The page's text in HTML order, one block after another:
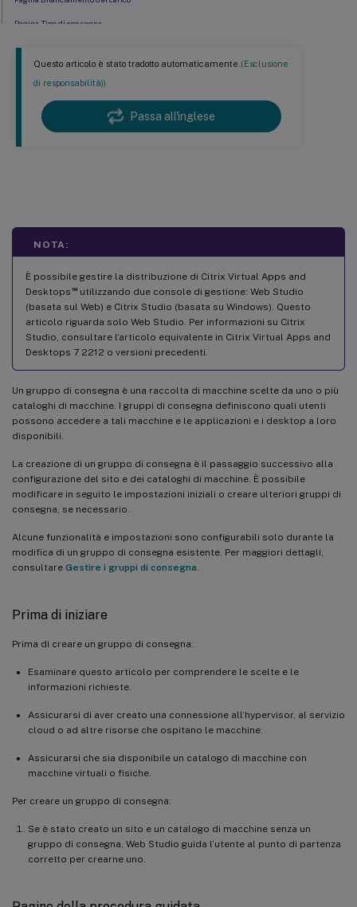
Questo articolo è stato tradotto automaticamente.(Esclusione
di responsabilità))
Passa all'inglese
NOTA:
È possibile gestire la distribuzione di Citrix Virtual Apps and
Desktops ™utilizzando due console di gestione: Web Studio
(basata sul Web) e Citrix Studio (basata su Windows). Questo
articolo riguarda solo Web Studio. Per informazioni su Citrix
Studio, consultare l’articolo equivalente in Citrix Virtual Apps and
Desktops 7 2212 o versioni precedenti.
Un gruppo di consegna è una raccolta di macchine scelte da uno o più
cataloghi di macchine. I gruppi di consegna definiscono quali utenti
possono accedere a tali macchine e le applicazioni e i desktop a loro
disponibili.
La creazione di un gruppo di consegna è il passaggio successivo alla
configurazione del sito e dei cataloghi di macchine. È possibile
modificare in seguito le impostazioni iniziali o creare ulteriori gruppi di
consegna, se necessario.
Alcune funzionalità e impostazioni sono configurabili solo durante la
modifica di un gruppo di consegna esistente. Per maggiori dettagli,
consultare Gestire i gruppi di consegna
Prima di iniziare
Prima di creare un gruppo di consegna:
Esaminare questo articolo per comprendere le scelte e le
informazioni richieste.
Assicurarsi di aver creato una connessione all’hypervisor, al servizio
cloud o ad altre risorse che ospitano le macchine.
Assicurarsi che sia disponibile un catalogo di macchine con
macchine virtuali o fisiche.
Per creare un gruppo di consegna:
Se è stato creato un sito e un catalogo di macchine senza un
gruppo di consegna, Web Studio guida l’utente al punto di partenza
corretto per crearne uno.
Pagina Tipo di consegna
Pagina Utenti
Pagina Applicazioni
Pagina Protezione app
Maggiori informazioni